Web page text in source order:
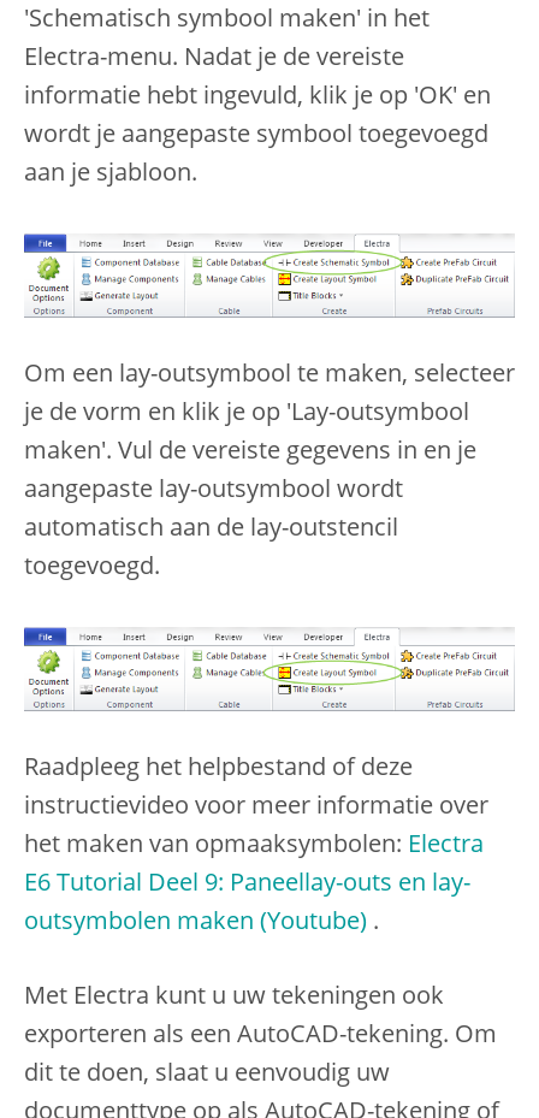
'Schematisch symbool maken' in het
Electra-menu. Nadat je de vereiste
informatie hebt ingevuld, klik je op 'OK' en
wordt je aangepaste symbool toegevoegd
aan je sjabloon.
Om een lay-outsymbool te maken, selecteer
je de vorm en klik je op 'Lay-outsymbool
maken'. Vul de vereiste gegevens in en je
aangepaste lay-outsymbool wordt
automatisch aan de lay-outstencil
toegevoegd.
Raadpleeg het helpbestand of deze
instructievideo voor meer informatie over
het maken van opmaaksymbolen: Electra
E6 Tutorial Deel 9: Paneellay-outs en lay-
outsymbolen maken (Youtube) .
Met Electra kunt u uw tekeningen ook
exporteren als een AutoCAD-tekening. Om
dit te doen, slaat u eenvoudig uw
documenttype op als AutoCAD-tekening of